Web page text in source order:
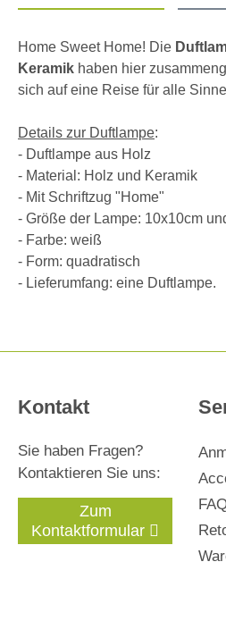
Home Sweet Home! Die
Keramik haben hier
sich auf eine Reise für alle
Details zur Duftlampe:
- Duftlampe aus Holz
- Material: Holz und Keramik
- Mit Schriftzug "Home"
- Größe der Lampe: 10x10cm
- Farbe: weiß
- Form: quadratisch
- Lieferumfang: eine Duftlampe.
Kontakt
Sie haben Fragen?
Kontaktieren Sie uns:
Zum
Kontaktformular